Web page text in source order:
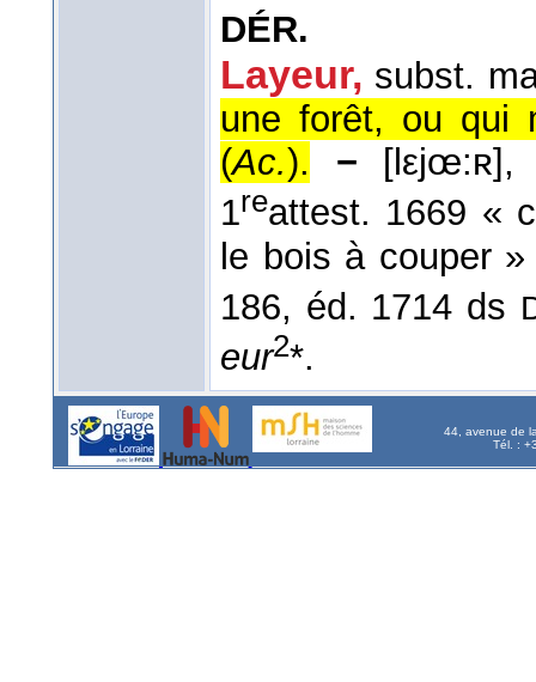
DÉR.
Layeur, subst.
une forêt, ou qui
(Ac.). −
1reattest. 1669 «
le bois à couper »
186, éd. 1714 ds
eur2*.
44, avenue de
Tél. :